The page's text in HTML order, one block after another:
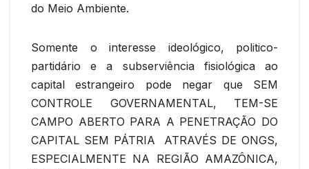
do Meio Ambiente.
Somente o interesse ideológico, politico-
partidário e a subserviência fisiológica ao
capital estrangeiro pode negar que SEM
CONTROLE GOVERNAMENTAL, TEM-SE
CAMPO ABERTO PARA A PENETRAÇÃO DO
CAPITAL SEM PÁTRIA ATRAVÉS DE ONGS,
ESPECIALMENTE NA REGIÃO AMAZÔNICA,